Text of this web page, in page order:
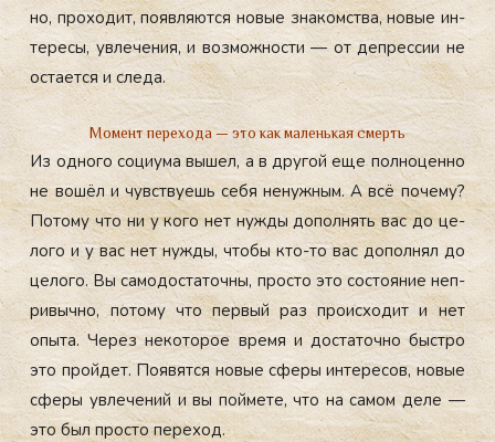
но, про­ходит, по­яв­ля­ют­ся но­вые зна­комс­тва, но­вые ин­
те­ресы, ув­ле­чения, и воз­можнос­ти — от деп­рессии не
ос­та­ет­ся и сле­да.
Момент перехода — это как маленькая смерть
Из од­но­го со­ци­ума вы­шел, а в дру­гой еще пол­но­цен­но
не во­шёл и чувс­тву­ешь се­бя не­нуж­ным. А всё по­чему?
По­тому что ни у ко­го нет нуж­ды до­пол­нять вас до це­
лого и у вас нет нуж­ды, что­бы кто-то вас до­пол­нял до
це­лого. Вы са­модос­та­точ­ны, прос­то это сос­то­яние неп­
ри­выч­но, по­тому что пер­вый раз про­ис­хо­дит и нет
опы­та. Че­рез не­кото­рое вре­мя и дос­та­точ­но быс­тро
это прой­дет. По­явят­ся но­вые сфе­ры ин­те­ресов, но­вые
сфе­ры ув­ле­чений и вы пой­ме­те, что на са­мом де­ле —
это был прос­то пе­реход.